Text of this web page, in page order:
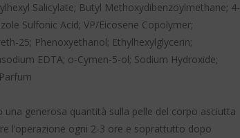
Salicylate; Butyl Methoxydibenzoylmethane; 4-
Sulfonic Acid; VP/Eicosene Copolymer;
25; Phenoxyethanol; Ethylhexylglycerin;
EDTA; o-Cymen-5-ol; Sodium Hydroxide;
generosa quantità sulla pelle del corpo asciutta
l’operazione ogni 2-3 ore e soprattutto dopo